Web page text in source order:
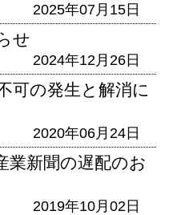
2025年07月15日
せ
2024年12月26日
可の発生と解消に
2020年06月24日
業新聞の遅配のお
2019年10月02日